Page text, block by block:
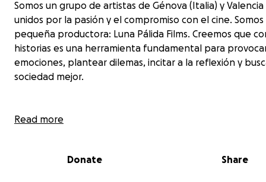
Somos un grupo de artistas de Génova (Italia) y Valencia
unidos por la pasión y el compromiso con el cine. Somos
pequeña productora: Luna Pálida Films. Creemos que
historias es una herramienta fundamental para
emociones, plantear dilemas, incitar a la reflexión y
sociedad mejor.
Read more
Donate Share